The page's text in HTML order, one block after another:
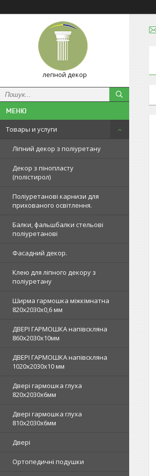
лепной декор
Товары и услуги
Ліпний декор з поліуретану
Декор з пінопласту
(полістирол)
Поліуретанові карнизи для
прихованого освітлення.
Балки, фальшбалки стельові
поліуретанові
Фасадний декор.
Клею для ліпного декору з
поліуретану
Ширма гармошка міжкімнатна
820х2030х0,6 мм
ДВЕРІ ГАРМОШКА напівскляна
860х2030х10мм
ДВЕРІ ГАРМОШКА напівскляна
1020х2030x10 мм
Двері гармошка глуха
820х2030х6мм
Двері гармошка глуха
810х2030х6мм
Двері
Ортопедичні подушки